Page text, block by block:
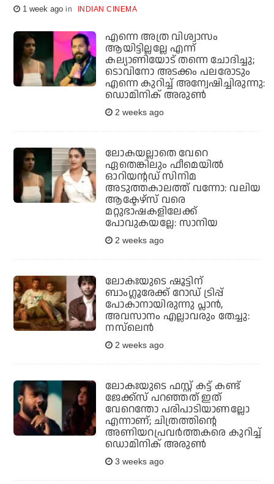
1 week ago INDIAN CINEMA
എന്നെ അത്ര വിശ്വാസം
ആയിട്ടില്ലല്ലേ എന്ന്
കല്യാണിയോട് തന്നെ ചോദിച്ചു;
ടൊവിനോ അടക്കം പലരോടും
എന്നെ കുറിച്ച് അന്വേഷിച്ചിരുന്നു:
ഡൊമിനിക് അരുണ്‍
2 weeks ago
ലോകയല്ലാതെ വേറെ
ഏതെങ്കിലും ഫീമെയില്‍
ഓറിയന്റഡ് സിനിമ
അടുത്തകാലത്ത് വന്നോ: വലിയ
ആക്ടേഴ്‌സ് വരെ
മറ്റുഭാഷകളിലേക്ക്
പോവുകയല്ലേ: സാനിയ
2 weeks ago
ലോകഃയുടെ ഷൂട്ടിന്
ബാംഗ്ലൂരേക്ക് റോഡ് ട്രിപ്പ്
പോകാനായിരുന്നു പ്ലാന്‍,
അവസാനം എല്ലാവരും തേച്ചു:
നസ്‌ലെന്‍
2 weeks ago
ലോകഃയുടെ ഫസ്റ്റ് കട്ട് കണ്ട്
ജേക്ക്‌സ് പറഞ്ഞത് ഇത്
വേറെന്തോ പരിപാടിയാണല്ലോ
എന്നാണ്; ചിത്രത്തിന്റെ
അണിയറപ്രവര്‍ത്തകരെ കുറിച്ച്
ഡൊമിനിക് അരുണ്‍
3 weeks ago